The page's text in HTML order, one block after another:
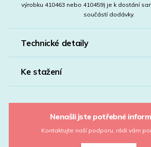
výrobku 410463 nebo 410459) je k dostání
součástí dodávky.
Technické detaily
Ke stažení
Nenašli jste potřebné
Kontaktujte naší podporu, rádi vám